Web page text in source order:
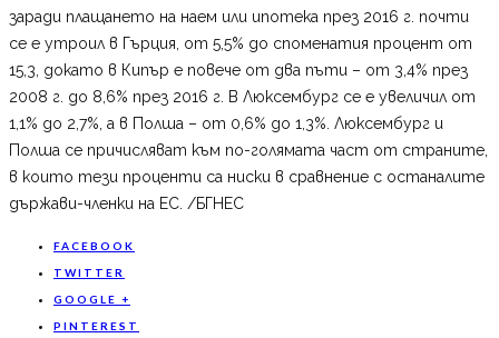
заради плащането на наем или ипотека през 2016 г. почти
се е утроил в Гърция, от 5,5% до споменатия процент от
15,3, докато в Кипър е повече от два пъти – от 3,4% през
2008 г. до 8,6% през 2016 г. В Люксембург се е увеличил от
1,1% до 2,7%, а в Полша – от 0,6% до 1,3%. Люксембург и
Полша се причисляват към по-голямата част от страните,
в които тези проценти са ниски в сравнение с останалите
държави-членки на ЕС. /БГНЕС
FACEBOOK
TWITTER
GOOGLE +
PINTEREST